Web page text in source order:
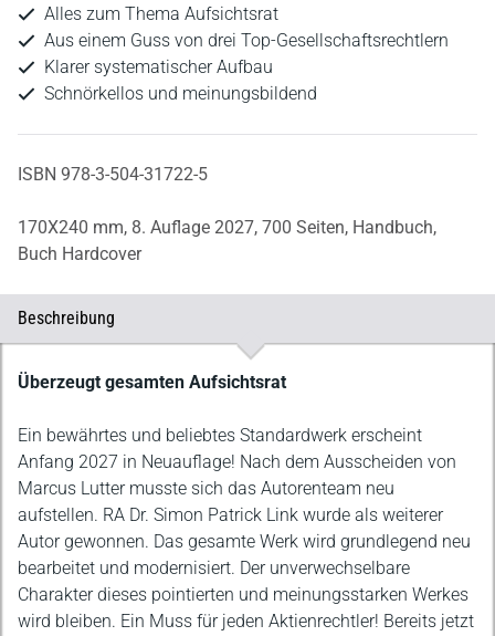
Alles zum Thema Aufsichtsrat
Aus einem Guss von drei Top-Gesellschaftsrechtlern
Klarer systematischer Aufbau
Schnörkellos und meinungsbildend
ISBN 978-3-504-31722-5
170X240 mm, 8. Auflage 2027, 700 Seiten, Handbuch,
Buch Hardcover
Beschreibung
Beschreibung
Überzeugt gesamten Aufsichtsrat
Ein bewährtes und beliebtes Standardwerk erscheint
Anfang 2027 in Neuauflage! Nach dem Ausscheiden von
Marcus Lutter musste sich das Autorenteam neu
aufstellen. RA Dr. Simon Patrick Link wurde als weiterer
Autor gewonnen. Das gesamte Werk wird grundlegend neu
bearbeitet und modernisiert. Der unverwechselbare
Charakter dieses pointierten und meinungsstarken Werkes
wird bleiben. Ein Muss für jeden Aktienrechtler! Bereits jetzt